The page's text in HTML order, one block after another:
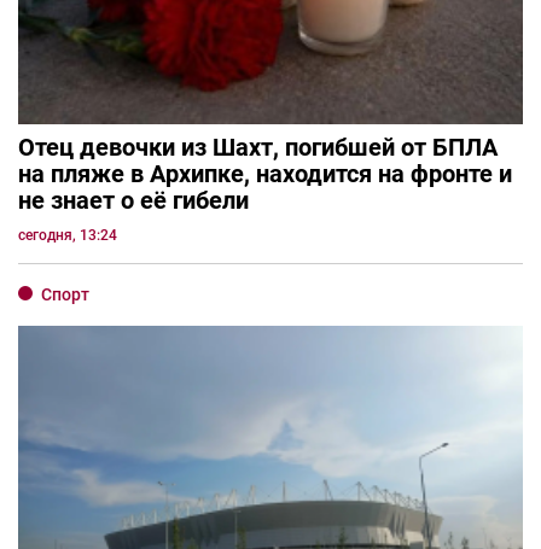
Отец девочки из Шахт, погибшей от БПЛА
на пляже в Архипке, находится на фронте и
не знает о её гибели
сегодня, 13:24
Спорт